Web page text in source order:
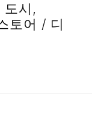
도시,
토어 / 디